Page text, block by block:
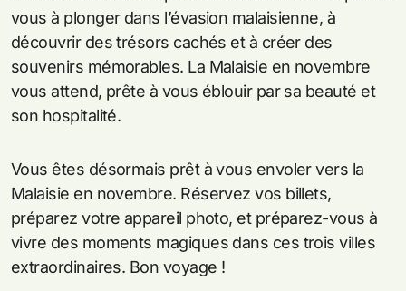
vous à plonger dans l’évasion malaisienne, à
découvrir des trésors cachés et à créer des
souvenirs mémorables. La Malaisie en novembre
vous attend, prête à vous éblouir par sa beauté et
son hospitalité.
Vous êtes désormais prêt à vous envoler vers la
Malaisie en novembre. Réservez vos billets,
préparez votre appareil photo, et préparez-vous à
vivre des moments magiques dans ces trois villes
extraordinaires. Bon voyage !